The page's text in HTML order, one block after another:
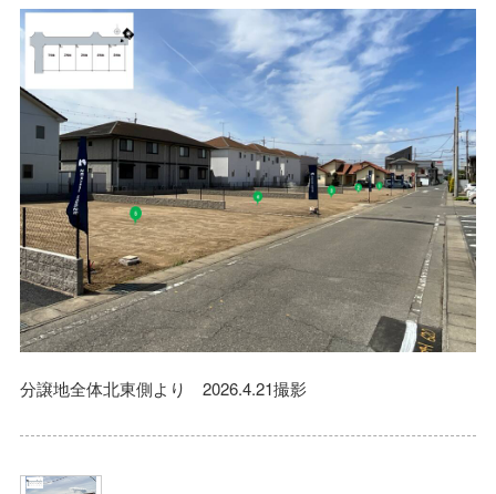
分譲地全体北東側より 2026.4.21撮影